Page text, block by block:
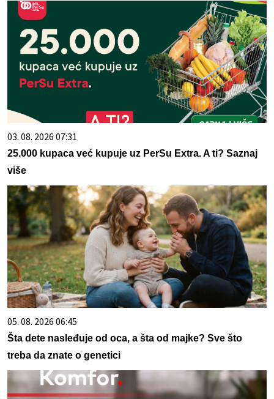
03. 08. 2026 07:31
25.000 kupaca već kupuje uz PerSu Extra. A ti? Saznaj
više
05. 08. 2026 06:45
Šta dete nasleđuje od oca, a šta od majke? Sve što
treba da znate o genetici